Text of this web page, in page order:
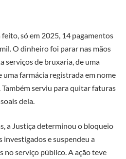
só em 2025, 14 pagamentos
O dinheiro foi parar nas mãos
serviços de bruxaria, de uma
uma farmácia registrada em nome
serviu para quitar faturas
dela.
a Justiça determinou o bloqueio
investigados e suspendeu a
no serviço público. A ação teve